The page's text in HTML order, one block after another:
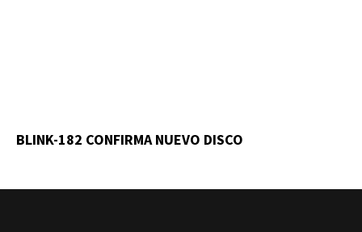
BLINK-182 CONFIRMA NUEVO DISCO